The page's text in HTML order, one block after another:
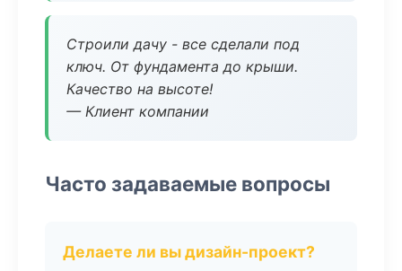
Строили дачу - все сделали под
ключ. От фундамента до крыши.
Качество на высоте!
— Клиент компании
Часто задаваемые вопросы
Делаете ли вы дизайн-проект?